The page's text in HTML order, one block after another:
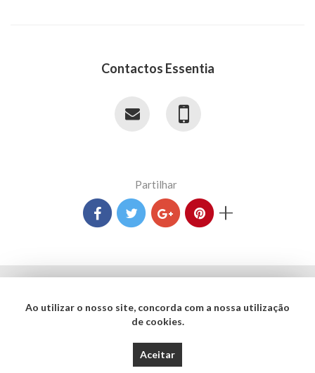
Contactos Essentia
Partilhar
+
Política de Privacidade
os direitos reservados. Created by
Ao utilizar o nosso site, concorda com a nossa utilização
de cookies.
Aceitar